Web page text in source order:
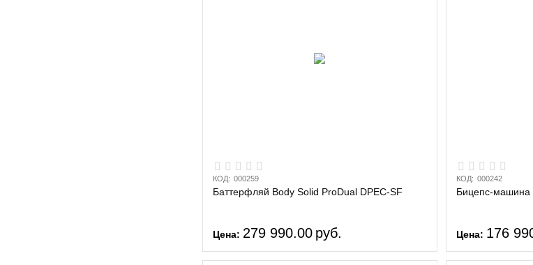
КОД: 000259
Баттерфляй Body Solid ProDual DPEC-SF
Цена: 279 990.00 руб.
КОД: 000242
Бицепс-машина
Цена: 176